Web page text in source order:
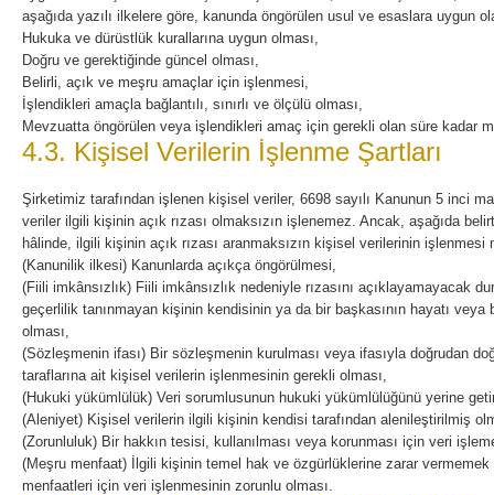
aşağıda yazılı ilkelere göre, kanunda öngörülen usul ve esaslara uygun
Hukuka ve dürüstlük kurallarına uygun olması,
Doğru ve gerektiğinde güncel olması,
Belirli, açık ve meşru amaçlar için işlenmesi,
İşlendikleri amaçla bağlantılı, sınırlı ve ölçülü olması,
Mevzuatta öngörülen veya işlendikleri amaç için gerekli olan süre kadar
4.3. Kişisel Verilerin İşlenme Şartları
Şirketimiz tarafından işlenen kişisel veriler, 6698 sayılı Kanunun 5 inci
veriler ilgili kişinin açık rızası olmaksızın işlenemez. Ancak, aşağıda
hâlinde, ilgili kişinin açık rızası aranmaksızın kişisel verilerinin
(Kanunilik ilkesi) Kanunlarda açıkça öngörülmesi,
(Fiili imkânsızlık) Fiili imkânsızlık nedeniyle rızasını açıklayamayacak
geçerlilik tanınmayan kişinin kendisinin ya da bir başkasının hayatı
olması,
(Sözleşmenin ifası) Bir sözleşmenin kurulması veya ifasıyla doğrudan
taraflarına ait kişisel verilerin işlenmesinin gerekli olması,
(Hukuki yükümlülük) Veri sorumlusunun hukuki yükümlülüğünü yerine
(Aleniyet) Kişisel verilerin ilgili kişinin kendisi tarafından alenileştirilmiş
(Zorunluluk) Bir hakkın tesisi, kullanılması veya korunması için veri
(Meşru menfaat) İlgili kişinin temel hak ve özgürlüklerine zarar
menfaatleri için veri işlenmesinin zorunlu olması.